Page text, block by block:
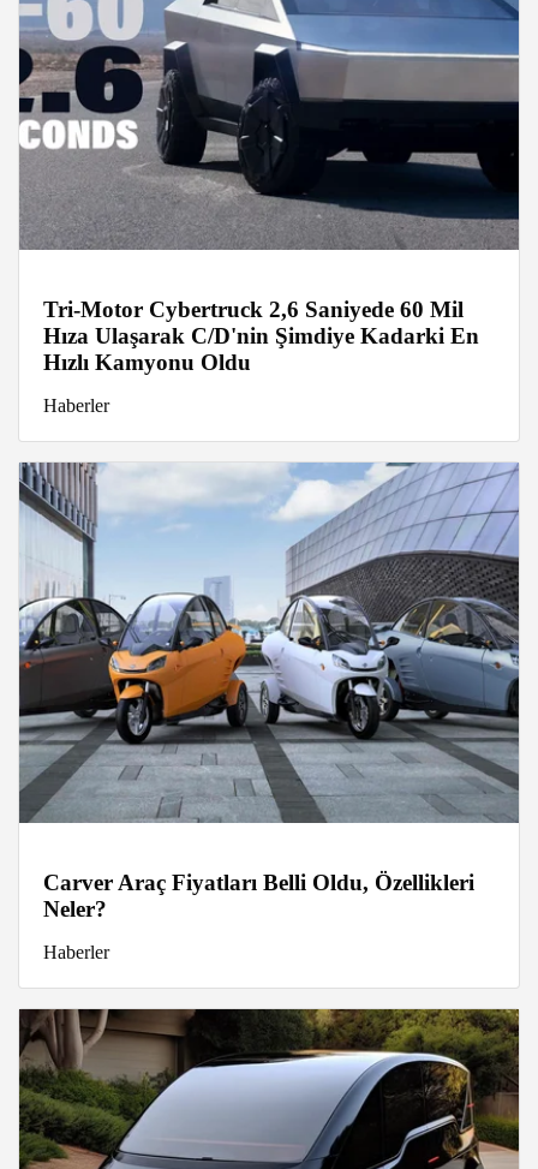
Tri-Motor Cybertruck 2,6 Saniyede 60 Mil
Hıza Ulaşarak C/D'nin Şimdiye Kadarki En
Hızlı Kamyonu Oldu
Haberler
Carver Araç Fiyatları Belli Oldu, Özellikleri
Neler?
Haberler